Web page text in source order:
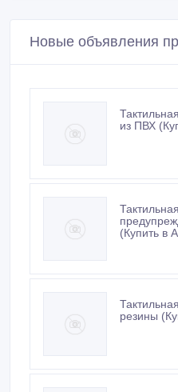
Новые объявления
из ПВХ
(Купить в
резины